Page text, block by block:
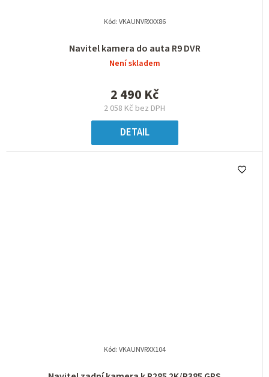
Navitel kamera do auta R9 DVR
Není skladem
2 058 Kč bez DPH
2 490 Kč
DETAIL
Kód:VKAUNVRXXX86
Kód:VKAUNVRXX104